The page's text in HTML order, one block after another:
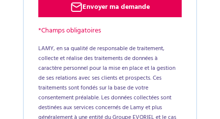
Envoyer ma demande
*Champs obligatoires
LAMY, en sa qualité de responsable de traitement,
collecte et réalise des traitements de données à
caractère personnel pour la mise en place et la gestion
de ses relations avec ses clients et prospects. Ces
traitements sont fondés sur la base de votre
consentement préalable. Les données collectées sont
destinées aux services concernés de Lamy et plus